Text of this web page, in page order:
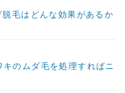
毛はどんな効果があるか
のムダ毛を処理すればニ